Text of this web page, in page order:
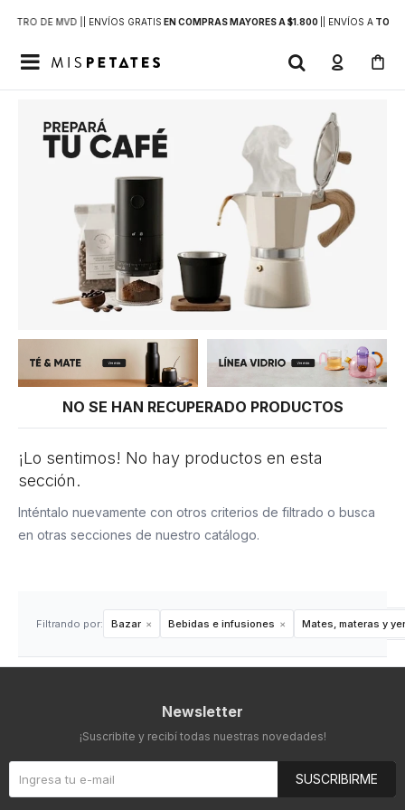
DE MVD | | ENVÍOS GRATIS EN COMPRAS MAYORES A $1.800 | ENVÍOS ATODO

NO SE HAN RECUPERADO PRODUCTOS
¡Lo sentimos! No hay productos en esta
sección.
Inténtalo nuevamente con otros criterios de filtrado o busca
en otras secciones de nuestro catálogo.
Filtrando por: Bazar Bebidas e infusiones Mates, materas y
Newsletter
¡Suscribite y recibí todas nuestras novedades!
SUSCRIBIRME